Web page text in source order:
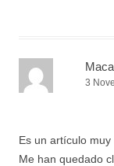
3
Es un artículo
Me han quedado